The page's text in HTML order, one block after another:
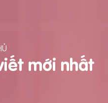
mới nhất